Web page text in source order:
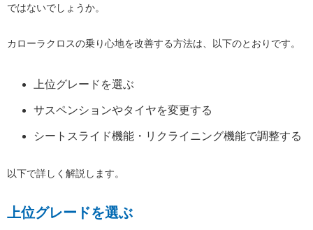
ではないでしょうか。
カローラクロスの乗り心地を改善する方法は、以下のとおりです。
上位グレードを選ぶ
サスペンションやタイヤを変更する
シートスライド機能・リクライニング機能で調整する
以下で詳しく解説します。
上位グレードを選ぶ